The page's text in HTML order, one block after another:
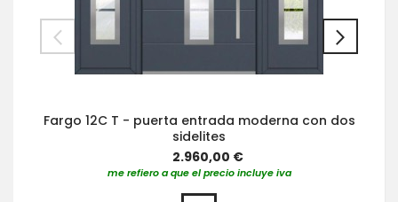
Fargo 12C T - puerta entrada moderna con dos
sidelites
2.960,00 €
me refiero a que el precio incluye iva